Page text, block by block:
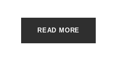
READ MORE